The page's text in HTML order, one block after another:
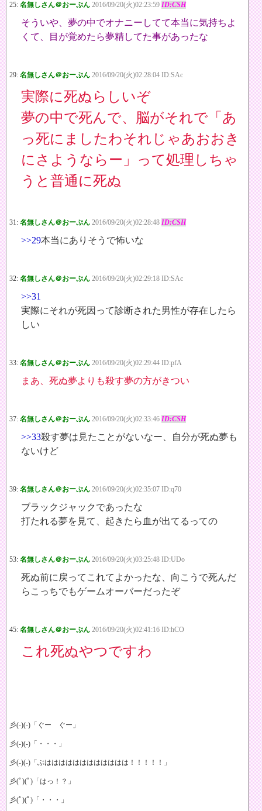
25: 名無しさん＠おーぷん 2016/09/20(火)02:23:59 ID:CSH
そういや、夢の中でオナニーしてて本当に気持ちよ
くて、目が覚めたら夢精してた事があったな
29: 名無しさん＠おーぷん 2016/09/20(火)02:28:04 ID:SAc
実際に死ぬらしいぞ
夢の中で死んで、脳がそれで「あ
っ死にましたわそれじゃあおおき
にさようならー」って処理しちゃ
うと普通に死ぬ
31: 名無しさん＠おーぷん 2016/09/20(火)02:28:48 ID:CSH
>>29本当にありそうで怖いな
32: 名無しさん＠おーぷん 2016/09/20(火)02:29:18 ID:SAc
>>31
実際にそれが死因って診断された男性が存在したら
しい
33: 名無しさん＠おーぷん 2016/09/20(火)02:29:44 ID:pfA
まあ、死ぬ夢よりも殺す夢の方がきつい
37: 名無しさん＠おーぷん 2016/09/20(火)02:33:46 ID:CSH
>>33殺す夢は見たことがないなー、自分が死ぬ夢も
ないけど
39: 名無しさん＠おーぷん 2016/09/20(火)02:35:07 ID:q70
ブラックジャックであったな
打たれる夢を見て、起きたら血が出てるっての
53: 名無しさん＠おーぷん 2016/09/20(火)03:25:48 ID:UDo
死ぬ前に戻ってこれてよかったな、向こうで死んだ
らこっちでもゲームオーバーだったぞ
45: 名無しさん＠おーぷん 2016/09/20(火)02:41:16 ID:hCO
これ死ぬやつですわ
彡(-)(-)「ぐー ぐー」
彡(-)(-)「・・・」
彡(-)(-)「ぶはははははははははははは！！！！！」
彡(ﾟ)(ﾟ)「はっ！？」
彡(ﾟ)(ﾟ)「・・・」